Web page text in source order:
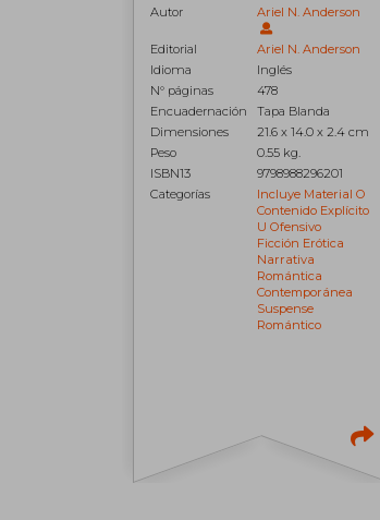
Autor
Ariel N. Anderson
Editorial
Ariel N. Anderson
Idioma
Inglés
N° páginas
478
Encuadernación
Tapa Blanda
Dimensiones
21.6 x 14.0 x 2.4 cm
Peso
0.55 kg.
ISBN13
9798988296201
Categorías
Incluye Material O
Contenido Explícito
U Ofensivo
Ficción Erótica
Narrativa
Romántica
Contemporánea
Suspense
Romántico